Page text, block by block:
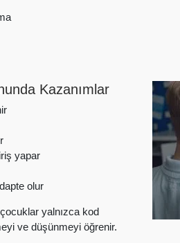
Kazanımlar
yapar
olur
yalnızca kod
ve düşünmeyi öğrenir.